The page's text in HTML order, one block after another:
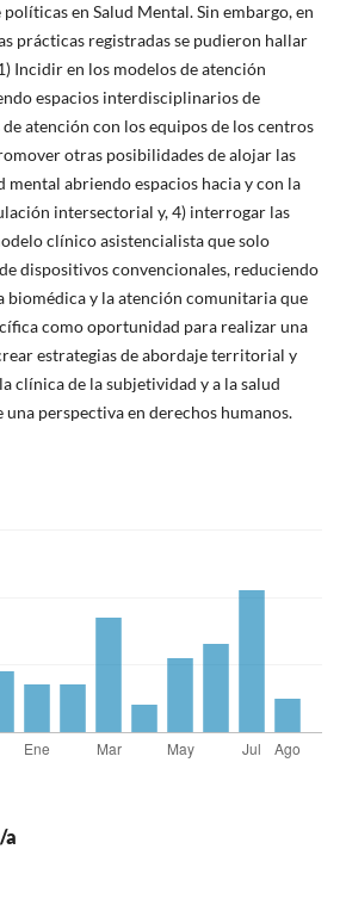
en Salud Mental. Sin embargo, en
prácticas registradas se pudieron hallar
Incidir en los modelos de atención
espacios interdisciplinarios de
atención con los equipos de los centros
otras posibilidades de alojar las
mental abriendo espacios hacia y con la
intersectorial y, 4) interrogar las
clínico asistencialista que solo
dispositivos convencionales, reduciendo
biomédica y la atención comunitaria que
como oportunidad para realizar una
estrategias de abordaje territorial y
clínica de la subjetividad y a la salud
perspectiva en derechos humanos.
a